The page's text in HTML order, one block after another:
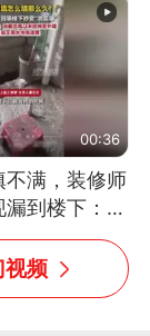
00:36
不满，装修师
到楼下：出
到外墙
视频